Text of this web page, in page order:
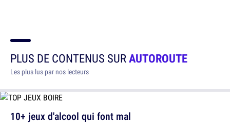
PLUS DE CONTENUS SURAUTOROUTE
Les plus lus par nos lecteurs
10+ jeux d'alcool qui font mal